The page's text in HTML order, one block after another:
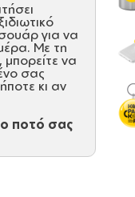
για να
Με τη
να
σας
κι αν
ποτό σας
Είτε
ή ένα